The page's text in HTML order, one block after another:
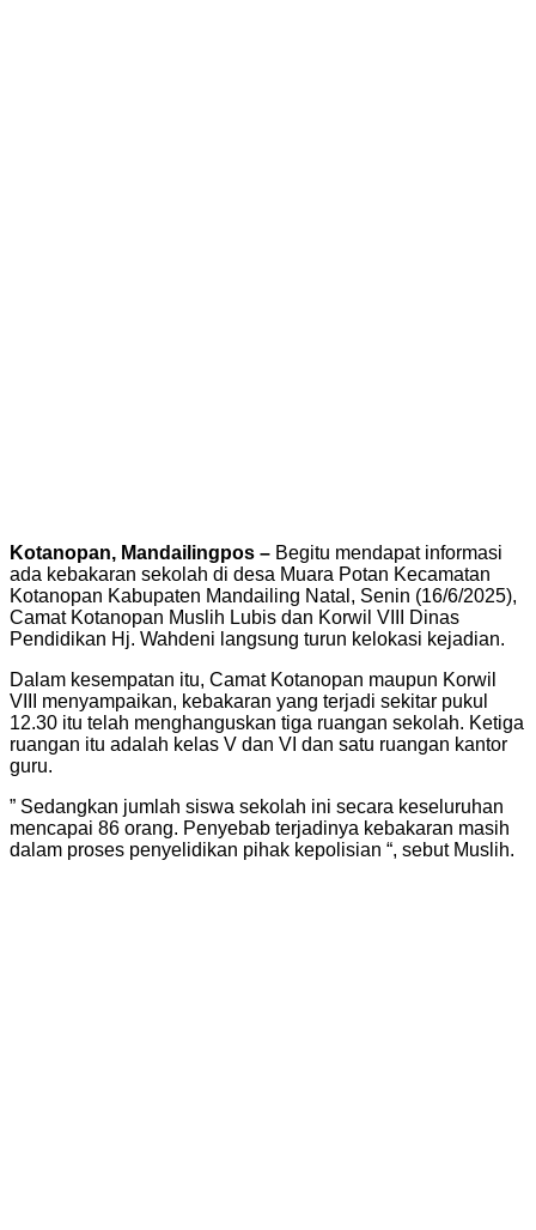
Kotanopan, Mandailingpos – Begitu mendapat informasi
ada kebakaran sekolah di desa Muara Potan Kecamatan
Kotanopan Kabupaten Mandailing Natal, Senin (16/6/2025),
Camat Kotanopan Muslih Lubis dan Korwil VIII Dinas
Pendidikan Hj. Wahdeni langsung turun kelokasi kejadian.
Dalam kesempatan itu, Camat Kotanopan maupun Korwil
VIII menyampaikan, kebakaran yang terjadi sekitar pukul
12.30 itu telah menghanguskan tiga ruangan sekolah. Ketiga
ruangan itu adalah kelas V dan VI dan satu ruangan kantor
guru.
” Sedangkan jumlah siswa sekolah ini secara keseluruhan
mencapai 86 orang. Penyebab terjadinya kebakaran masih
dalam proses penyelidikan pihak kepolisian “, sebut Muslih.